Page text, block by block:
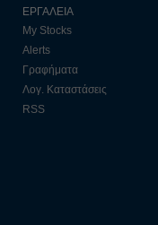
ΕΡΓΑΛΕΙΑ
My Stocks
Alerts
Γραφήματα
Λογ. Καταστάσεις
RSS